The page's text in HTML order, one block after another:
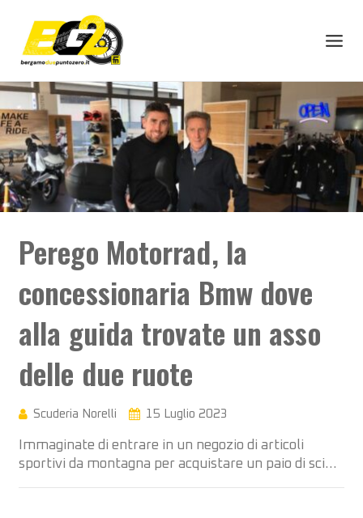
Perego Motorrad, la
concessionaria Bmw dove
alla guida trovate un asso
delle due ruote
Scuderia Norelli 15 Luglio 2023
Immaginate di entrare in un negozio di articoli
sportivi da montagna per acquistare un paio di sci…